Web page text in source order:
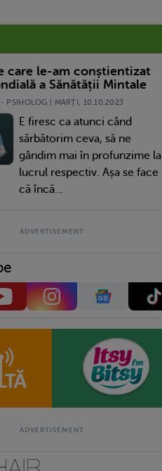
care le-am conștientizat
a Sănătății Mintale
- PSIHOLOG | MARŢI, 10.10.2023
E firesc ca atunci când
sărbătorim ceva, să ne
gândim mai în profunzime la
lucrul respectiv. Așa se face
că încă...